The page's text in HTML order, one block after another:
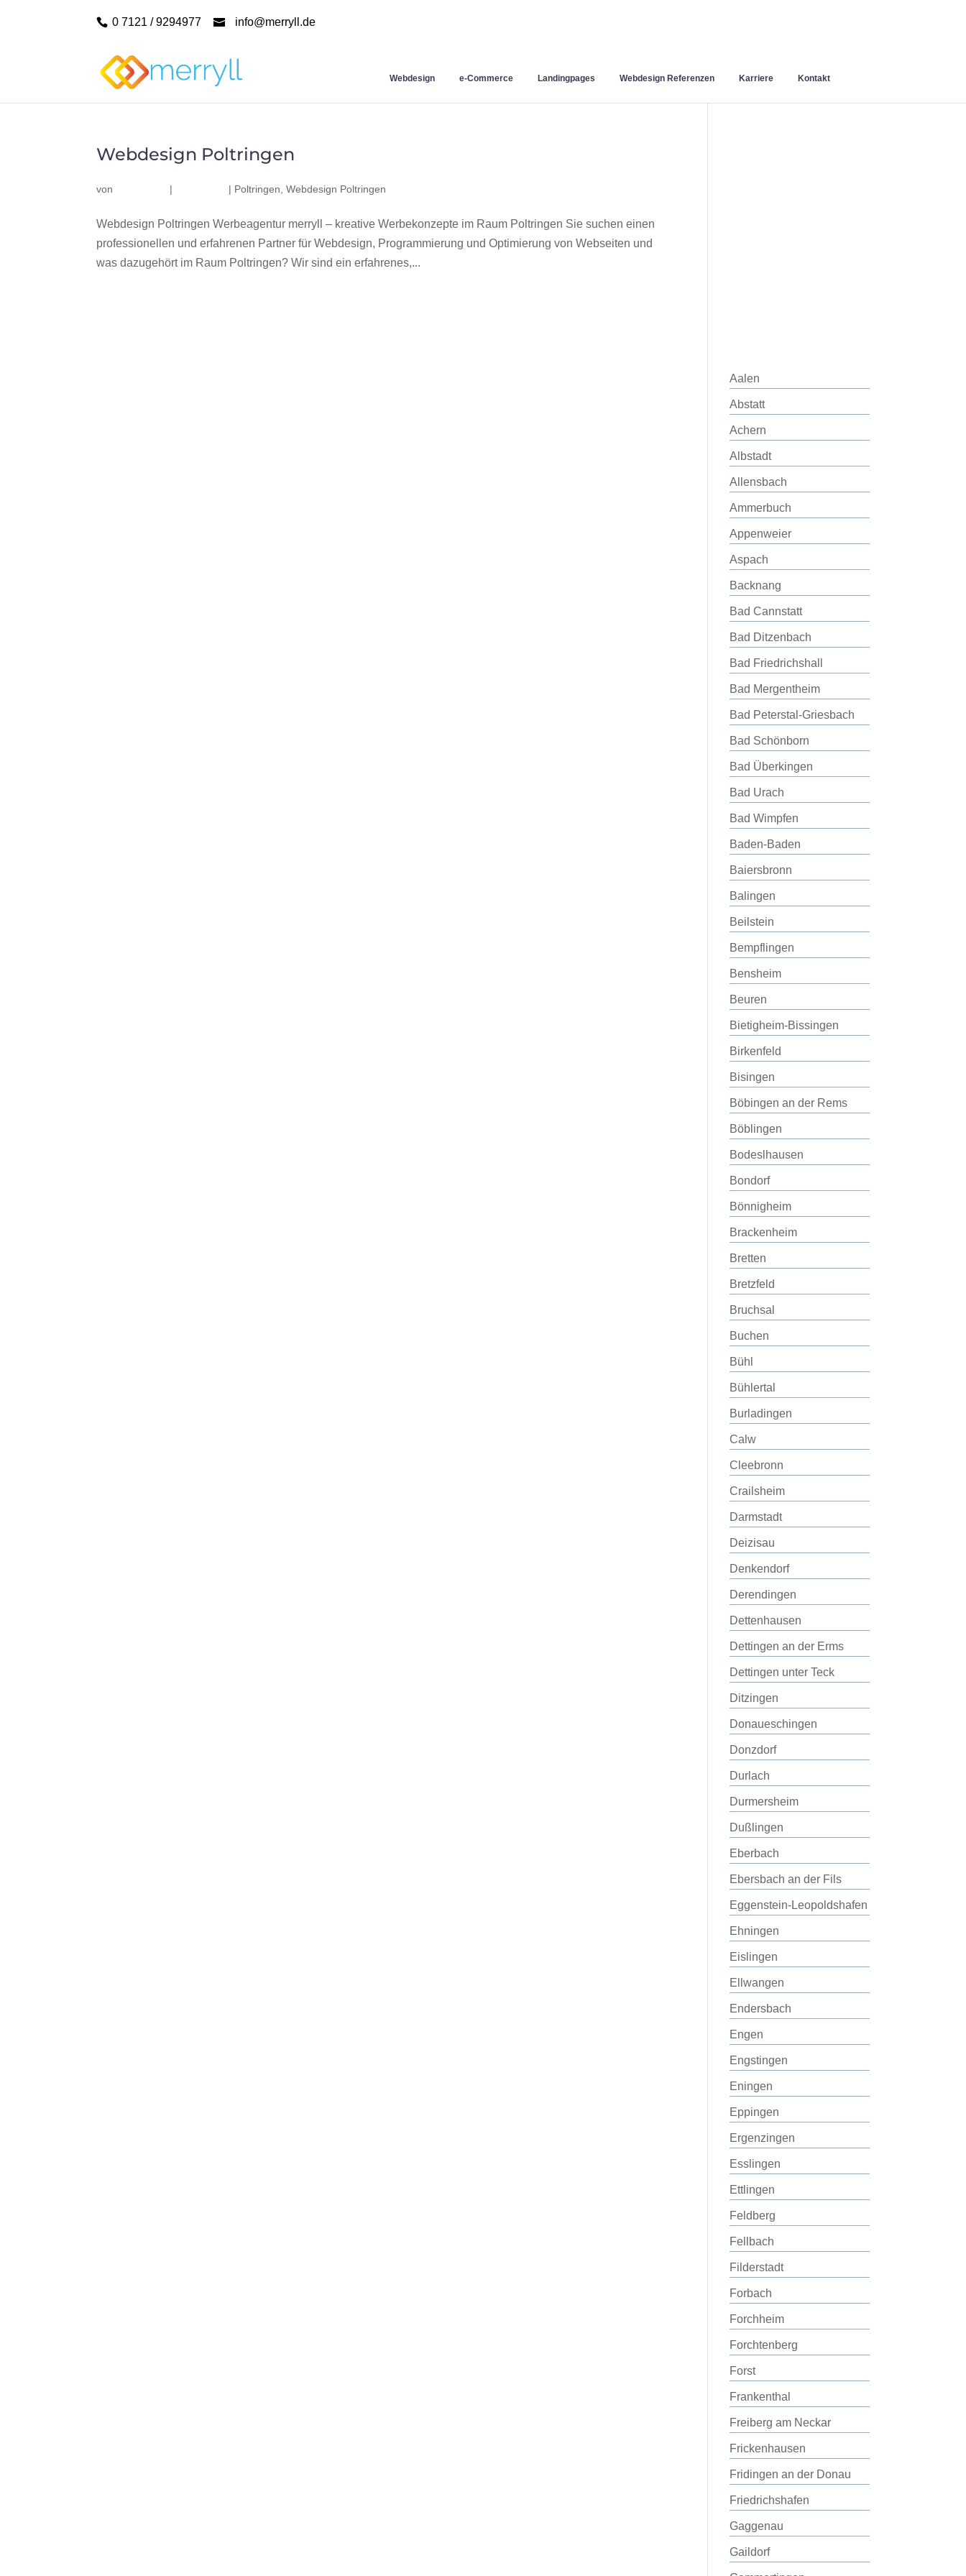
0 7121 / 9294977 info@merryll.de
Webdesign e-Commerce Landingpages Webdesign Referenzen Karriere Kontakt
Webdesign Poltringen
von | | Poltringen ,Webdesign Poltringen
Webdesign Poltringen Werbeagentur merryll – kreative Werbekonzepte im Raum Poltringen Sie suchen einen
professionellen und erfahrenen Partner für Webdesign, Programmierung und Optimierung von Webseiten und
was dazugehört im Raum Poltringen? Wir sind ein erfahrenes,...
Aalen
Abstatt
Achern
Albstadt
Allensbach
Ammerbuch
Appenweier
Aspach
Backnang
Bad Cannstatt
Bad Ditzenbach
Bad Friedrichshall
Bad Mergentheim
Bad Peterstal-Griesbach
Bad Schönborn
Bad Überkingen
Bad Urach
Bad Wimpfen
Baden-Baden
Baiersbronn
Balingen
Beilstein
Bempflingen
Bensheim
Beuren
Bietigheim-Bissingen
Birkenfeld
Bisingen
Böbingen an der Rems
Böblingen
Bodeslhausen
Bondorf
Bönnigheim
Brackenheim
Bretten
Bretzfeld
Bruchsal
Buchen
Bühl
Bühlertal
Burladingen
Calw
Cleebronn
Crailsheim
Darmstadt
Deizisau
Denkendorf
Derendingen
Dettenhausen
Dettingen an der Erms
Dettingen unter Teck
Ditzingen
Donaueschingen
Donzdorf
Durlach
Durmersheim
Dußlingen
Eberbach
Ebersbach an der Fils
Eggenstein-Leopoldshafen
Ehningen
Eislingen
Ellwangen
Endersbach
Engen
Engstingen
Eningen
Eppingen
Ergenzingen
Esslingen
Ettlingen
Feldberg
Fellbach
Filderstadt
Forbach
Forchheim
Forchtenberg
Forst
Frankenthal
Freiberg am Neckar
Frickenhausen
Fridingen an der Donau
Friedrichshafen
Gaggenau
Gaildorf